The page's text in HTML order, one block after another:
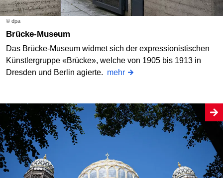
© dpa
Brücke-Museum
Das Brücke-Museum widmet sich der expressionistischen
Künstlergruppe «Brücke», welche von 1905 bis 1913 in
Dresden und Berlin agierte. mehr